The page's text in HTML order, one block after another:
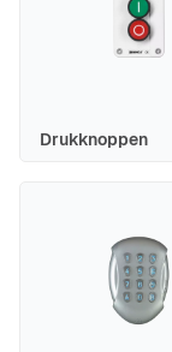
Drukknoppen